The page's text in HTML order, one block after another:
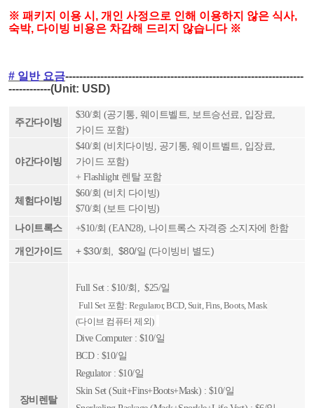
※ 패키지 이용 시, 개인 사정으로 인해 이용하지 않은 식사,
숙박, 다이빙 비용은 차감해 드리지 않습니다 ※
# 일반 요금--------------------------------------------------------------------
------------(Unit: USD)
주간다이빙
$30/회 (공기통, 웨이트벨트, 보트승선료, 입장료,
가이드 포함)
야간다이빙
$40/회 (비치다이빙, 공기통, 웨이트벨트, 입장료,
가이드 포함)
+ Flashlight 렌탈 포함
체험다이빙
$60/회 (비치 다이빙)
$70/회 (보트 다이빙)
나이트록스
+$10/회 (EAN28), 나이트록스 자격증 소지자에 한함
개인가이드 + $30/회, $80/일 (다이빙비 별도)
장비렌탈
Full Set : $10/회, $25/일
Full Set 포함: Regularor, BCD, Suit, Fins, Boots, Mask
(다이브 컴퓨터 제외)
Dive Computer : $10/일
BCD : $10/일
Regulator : $10/일
Skin Set (Suit+Fins+Boots+Mask) : $10/일